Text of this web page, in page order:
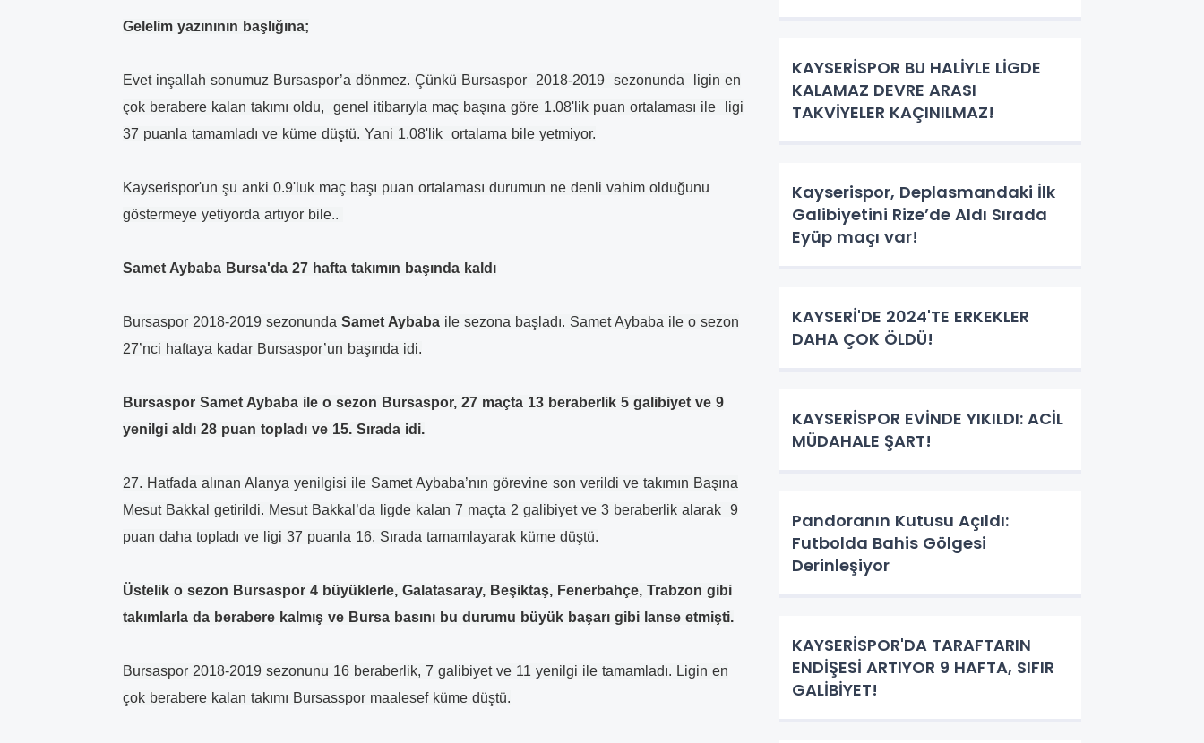
Gelelim yazınının başlığına;
Evet inşallah sonumuz Bursaspor’a dönmez. Çünkü Bursaspor 2018-2019 sezonunda ligin en
çok berabere kalan takımı oldu, genel itibarıyla maç başına göre 1.08'lik puan ortalaması ile ligi
37 puanla tamamladı ve küme düştü. Yani 1.08'lik ortalama bile yetmiyor.
Kayserispor'un şu anki 0.9'luk maç başı puan ortalaması durumun ne denli vahim olduğunu
göstermeye yetiyorda artıyor bile..
Samet Aybaba Bursa'da 27 hafta takımın başında kaldı
Bursaspor 2018-2019 sezonunda Samet Aybaba ile sezona başladı. Samet Aybaba ile o sezon
27’nci haftaya kadar Bursaspor’un başında idi.
Bursaspor Samet Aybaba ile o sezon Bursaspor, 27 maçta 13 beraberlik 5 galibiyet ve 9
yenilgi aldı 28 puan topladı ve 15. Sırada idi.
27. Hatfada alınan Alanya yenilgisi ile Samet Aybaba’nın görevine son verildi ve takımın Başına
Mesut Bakkal getirildi. Mesut Bakkal’da ligde kalan 7 maçta 2 galibiyet ve 3 beraberlik alarak 9
puan daha topladı ve ligi 37 puanla 16. Sırada tamamlayarak küme düştü.
Üstelik o sezon Bursaspor 4 büyüklerle, Galatasaray, Beşiktaş, Fenerbahçe, Trabzon gibi
takımlarla da berabere kalmış ve Bursa basını bu durumu büyük başarı gibi lanse etmişti.
Bursaspor 2018-2019 sezonunu 16 beraberlik, 7 galibiyet ve 11 yenilgi ile tamamladı. Ligin en
çok berabere kalan takımı Bursasspor maalesef küme düştü.
KAYSERİSPOR BU HALİYLE LİGDE
KALAMAZ DEVRE ARASI
TAKVİYELER KAÇINILMAZ!
Kayserispor, Deplasmandaki İlk
Galibiyetini Rize’de Aldı Sırada
Eyüp maçı var!
KAYSERİ'DE 2024'TE ERKEKLER
DAHA ÇOK ÖLDÜ!
KAYSERİSPOR EVİNDE YIKILDI: ACİL
MÜDAHALE ŞART!
Pandoranın Kutusu Açıldı:
Futbolda Bahis Gölgesi
Derinleşiyor
KAYSERİSPOR'DA TARAFTARIN
ENDİŞESİ ARTIYOR 9 HAFTA, SIFIR
GALİBİYET!